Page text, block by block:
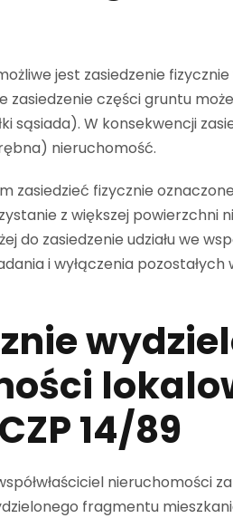
jest zasiedzenie
części gruntu
sąsiada). W konsekwencji
nieruchomość.
zasiedzieć fizycznie
z większej powierzchni
do zasiedzenie udziału we
i wyłączenia pozostałych
14/89
nieruchomości
fragmentu